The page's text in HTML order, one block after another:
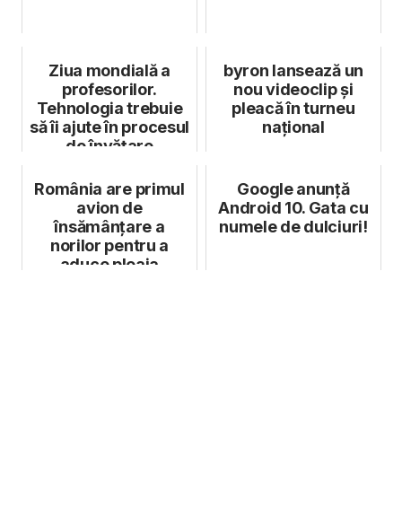
Ziua mondială a
profesorilor.
Tehnologia trebuie
să îi ajute în procesul
de învățare
byron lansează un
nou videoclip și
pleacă în turneu
național
România are primul
avion de
însămânțare a
norilor pentru a
aduce ploaia
Google anunță
Android 10. Gata cu
numele de dulciuri!